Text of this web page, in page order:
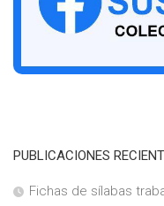
PUBLICACIONES
Fichas de sílabas